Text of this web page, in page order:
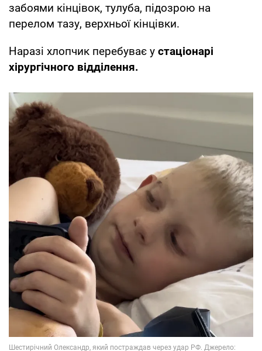
забоями кінцівок, тулуба, підозрою на
перелом тазу, верхньої кінцівки.
Наразі хлопчик перебуває у стаціонарі
хірургічного відділення.